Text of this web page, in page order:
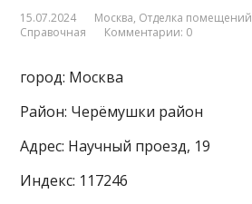
15.07.2024 Москва, Отделка помещений
Справочная
Комментарии: 0
город: Москва
Район: Черёмушки район
Адрес: Научный проезд, 19
Индекс: 117246